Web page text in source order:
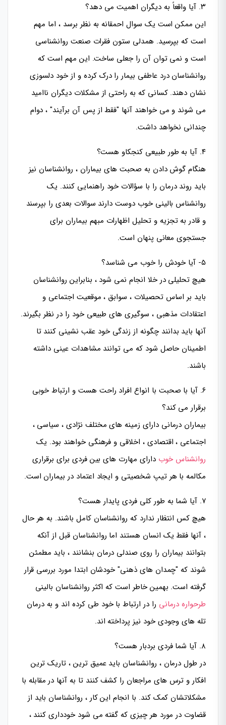
۳. آیا واقعاً به دیگران اهمیت می دهد؟
این ممکن است یک سوال احمقانه به نظر برسد ، اما مهم
است که بپرسید. همدلی ستون فقرات صنعت روانشناسی
است و نمی توان آن را جعلی ساخت. این مهم است که
روانشناسان درد عاطفی بیمار را درک کرده و از خود دلسوزی
نشان دهند. کسانی که به راحتی از مشکلات دیگران ناامید
می شوند و می خواهند آنها "فقط از پس آن برآیند" ، دوام
چندانی نخواهد داشت.
۴. آیا به طور طبیعی کنجکاو هست؟
هنگام گوش دادن به صحبت های بیماران ، روانشناسان نیز
باید روند درمان را با سؤالات خود راهنمایی کنند. یک
روانشناس بالینی خوب دوست دارند سوالات بعدی را بپرسند
و قادر به تجزیه و تحلیل اظهارات مبهم بیماران برای
جستجوی معانی پنهان است.
۵- آیا خودش را خوب می شناسد؟
هیچ تحلیلی در خلا انجام نمی شود ، بنابراین روانشناسان
باید بر اساس تحصیلات ، سوابق ، موقعیت اجتماعی و
اعتقادات مذهبی ، سوگیری های طبیعی خود را در نظر بگیرند.
آنها باید بدانند چگونه از زندگی خود عقب نشینی کنند تا
اطمینان حاصل شود که می توانند مشاهدات عینی داشته
باشند.
۶. آیا با صحبت با انواع افراد راحت هست و ارتباط خوبی
برقرار می کند؟
بیماران درمانی دارای زمینه های مختلف نژادی ، سیاسی ،
اجتماعی ، اقتصادی ، اخلاقی و فرهنگی خواهند بود. یک
روانشناس خوب دارای مهارت های بین فردی برای برقراری
مکالمه با هر تیپ شخصیتی و ایجاد اعتماد در بیماران است.
۷. آیا شما به طور کلی فردی پایدار هست؟
هیچ کس انتظار ندارد که روانشناسان کامل باشند. به هر حال
، آنها فقط یک انسان هستند اما روانشناسان قبل از آنکه
بتوانند بیماران را روی صندلی درمان بنشانند ، باید مطمئن
شوند که "چمدان های ذهنی" خودشان ابتدا مورد بررسی قرار
گرفته است. بهمین خاطر است که اکثر روانشناسان بالینی
طرحواره درمانی را در ارتباط با خود طی کرده اند و به درمان
تله های وجودی خود نیز پرداخته اند.
۸. آیا شما فردی بردبار هست؟
در طول درمان ، روانشناسان باید عمیق ترین ، تاریک ترین
افکار و ترس های مراجعان را کشف کنند تا به آنها در مقابله با
مشکلاتشان کمک کند. با انجام این کار ، روانشناسان باید از
قضاوت در مورد هر چیزی که گفته می شود خودداری کنند ،